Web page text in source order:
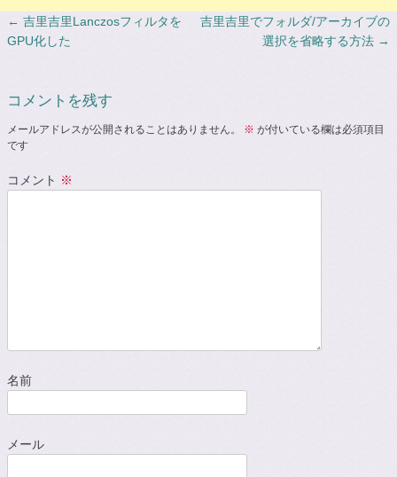
投稿ナビゲーション
← 吉里吉里Lanczosフィルタを
GPU化した
吉里吉里でフォルダ/アーカイブの
選択を省略する方法 →
コメントを残す
メールアドレスが公開されることはありません。 ※ が付いている欄は必須項目
です
コメント ※
名前
メール